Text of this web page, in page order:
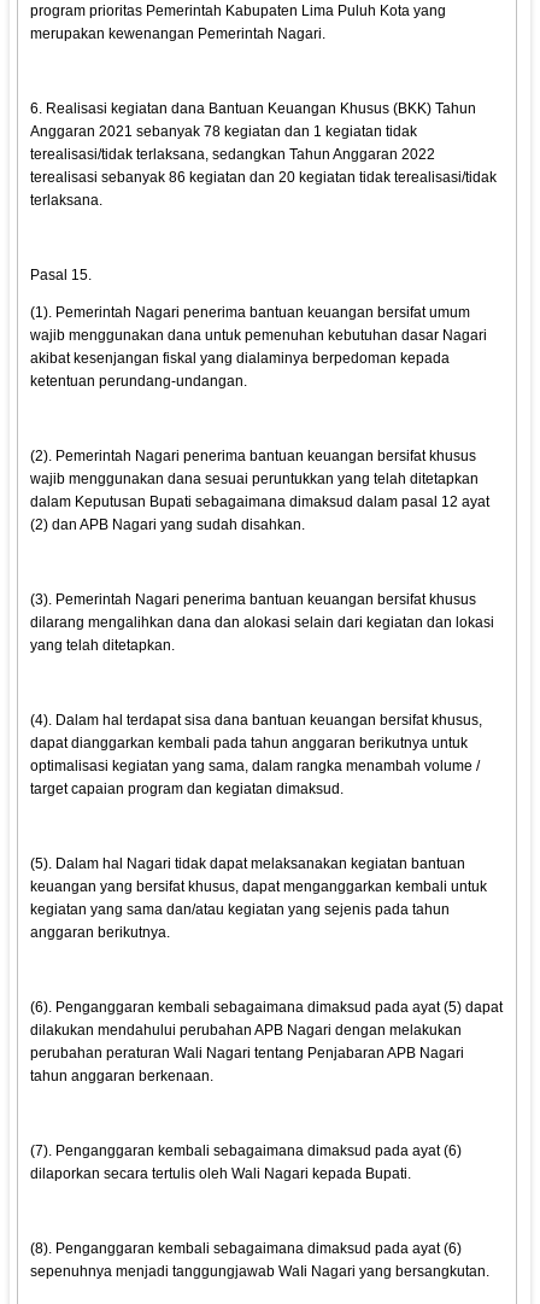
program prioritas Pemerintah Kabupaten Lima Puluh Kota yang
merupakan kewenangan Pemerintah Nagari.
6. Realisasi kegiatan dana Bantuan Keuangan Khusus (BKK) Tahun
Anggaran 2021 sebanyak 78 kegiatan dan 1 kegiatan tidak
terealisasi/tidak terlaksana, sedangkan Tahun Anggaran 2022
terealisasi sebanyak 86 kegiatan dan 20 kegiatan tidak terealisasi/tidak
terlaksana.
Pasal 15.
(1). Pemerintah Nagari penerima bantuan keuangan bersifat umum
wajib menggunakan dana untuk pemenuhan kebutuhan dasar Nagari
akibat kesenjangan fiskal yang dialaminya berpedoman kepada
ketentuan perundang-undangan.
(2). Pemerintah Nagari penerima bantuan keuangan bersifat khusus
wajib menggunakan dana sesuai peruntukkan yang telah ditetapkan
dalam Keputusan Bupati sebagaimana dimaksud dalam pasal 12 ayat
(2) dan APB Nagari yang sudah disahkan.
(3). Pemerintah Nagari penerima bantuan keuangan bersifat khusus
dilarang mengalihkan dana dan alokasi selain dari kegiatan dan lokasi
yang telah ditetapkan.
(4). Dalam hal terdapat sisa dana bantuan keuangan bersifat khusus,
dapat dianggarkan kembali pada tahun anggaran berikutnya untuk
optimalisasi kegiatan yang sama, dalam rangka menambah volume /
target capaian program dan kegiatan dimaksud.
(5). Dalam hal Nagari tidak dapat melaksanakan kegiatan bantuan
keuangan yang bersifat khusus, dapat menganggarkan kembali untuk
kegiatan yang sama dan/atau kegiatan yang sejenis pada tahun
anggaran berikutnya.
(6). Penganggaran kembali sebagaimana dimaksud pada ayat (5) dapat
dilakukan mendahului perubahan APB Nagari dengan melakukan
perubahan peraturan Wali Nagari tentang Penjabaran APB Nagari
tahun anggaran berkenaan.
(7). Penganggaran kembali sebagaimana dimaksud pada ayat (6)
dilaporkan secara tertulis oleh Wali Nagari kepada Bupati.
(8). Penganggaran kembali sebagaimana dimaksud pada ayat (6)
sepenuhnya menjadi tanggungjawab WaIi Nagari yang bersangkutan.